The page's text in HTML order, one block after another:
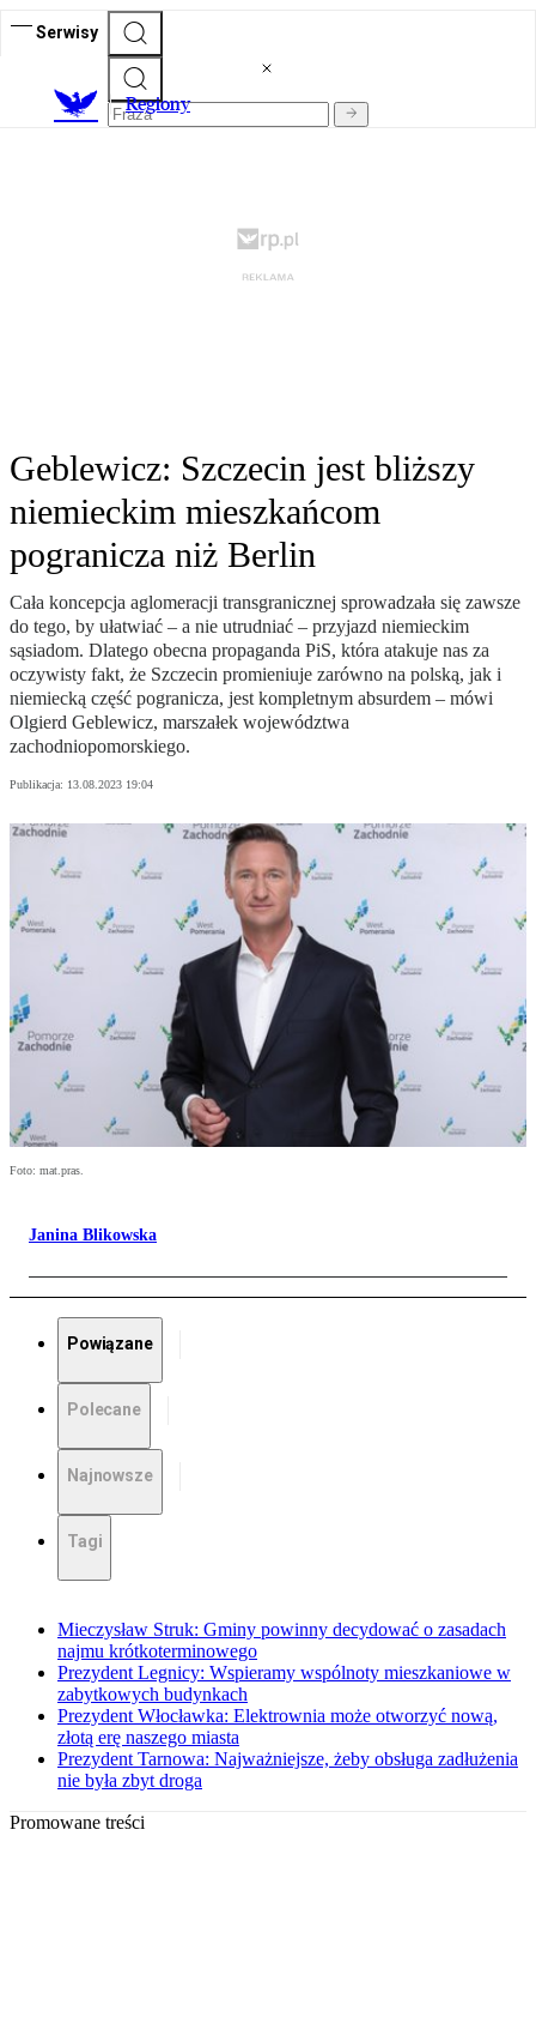
Serwisy
Regiony
Geblewicz: Szczecin jest bliższy
niemieckim mieszkańcom
pogranicza niż Berlin
Cała koncepcja aglomeracji transgranicznej sprowadzała się zawsze
do tego, by ułatwiać – a nie utrudniać – przyjazd niemieckim
sąsiadom. Dlatego obecna propaganda PiS, która atakuje nas za
oczywisty fakt, że Szczecin promieniuje zarówno na polską, jak i
niemiecką część pogranicza, jest kompletnym absurdem – mówi
Olgierd Geblewicz, marszałek województwa
zachodniopomorskiego.
Publikacja: 13.08.2023 19:04
Foto: mat.pras.
Janina Blikowska
Powiązane
Polecane
Najnowsze
Tagi
Mieczysław Struk: Gminy powinny decydować o zasadach
najmu krótkoterminowego
Prezydent Legnicy: Wspieramy wspólnoty mieszkaniowe w
zabytkowych budynkach
Prezydent Włocławka: Elektrownia może otworzyć nową,
złotą erę naszego miasta
Prezydent Tarnowa: Najważniejsze, żeby obsługa zadłużenia
nie była zbyt droga
Promowane treści